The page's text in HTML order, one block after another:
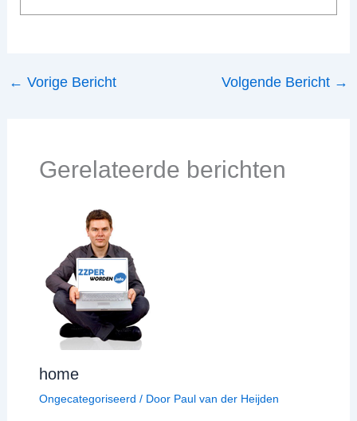
← Vorige Bericht Volgende Bericht →
Gerelateerde berichten
home
Ongecategoriseerd / Door Paul van der Heijden